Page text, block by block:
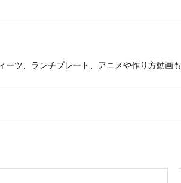
ツ、ランチプレート、アニメや作り方動画も